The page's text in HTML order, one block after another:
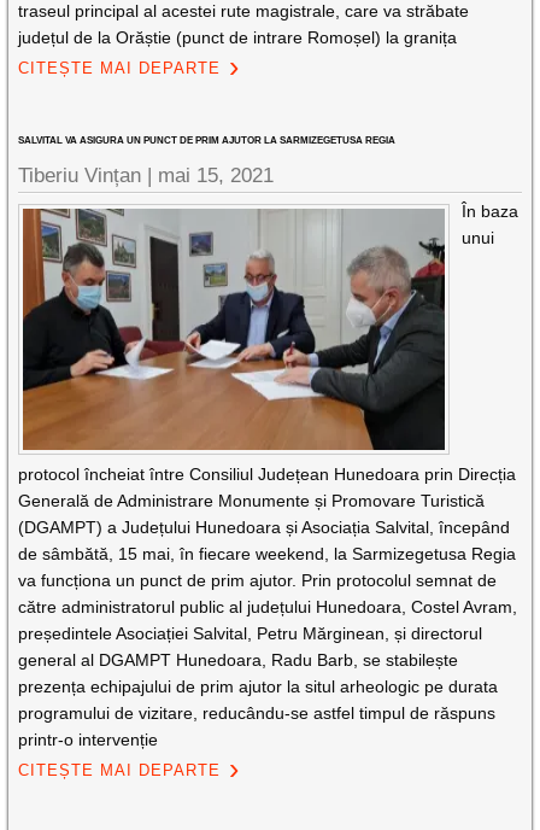
traseul principal al acestei rute magistrale, care va străbate
județul de la Orăștie (punct de intrare Romoșel) la granița
CITEȘTE MAI DEPARTE
SALVITAL VA ASIGURA UN PUNCT DE PRIM AJUTOR LA SARMIZEGETUSA REGIA
Tiberiu Vințan | mai 15, 2021
În baza
unui
protocol încheiat între Consiliul Județean Hunedoara prin Direcția
Generală de Administrare Monumente și Promovare Turistică
(DGAMPT) a Județului Hunedoara și Asociația Salvital, începând
de sâmbătă, 15 mai, în fiecare weekend, la Sarmizegetusa Regia
va funcționa un punct de prim ajutor. Prin protocolul semnat de
către administratorul public al județului Hunedoara, Costel Avram,
președintele Asociației Salvital, Petru Mărginean, și directorul
general al DGAMPT Hunedoara, Radu Barb, se stabilește
prezența echipajului de prim ajutor la situl arheologic pe durata
programului de vizitare, reducându-se astfel timpul de răspuns
printr-o intervenție
CITEȘTE MAI DEPARTE